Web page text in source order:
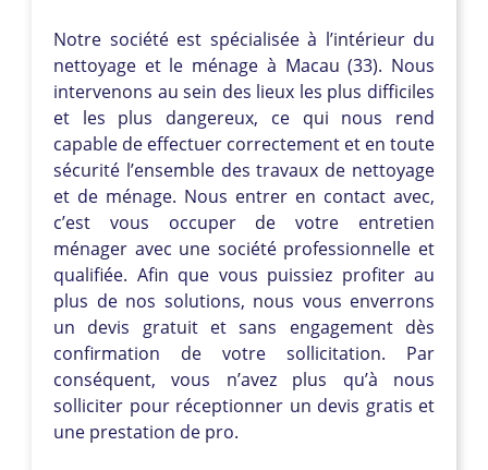
Notre société est spécialisée à l’intérieur du
nettoyage et le ménage à Macau (33). Nous
intervenons au sein des lieux les plus difficiles
et les plus dangereux, ce qui nous rend
capable de effectuer correctement et en toute
sécurité l’ensemble des travaux de nettoyage
et de ménage. Nous entrer en contact avec,
c’est vous occuper de votre entretien
ménager avec une société professionnelle et
qualifiée. Afin que vous puissiez profiter au
plus de nos solutions, nous vous enverrons
un devis gratuit et sans engagement dès
confirmation de votre sollicitation. Par
conséquent, vous n’avez plus qu’à nous
solliciter pour réceptionner un devis gratis et
une prestation de pro.